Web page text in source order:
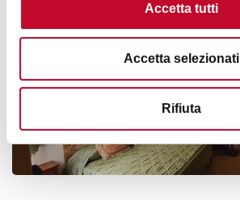
Accetta tutti
Accetta selezionati
Rifiuta